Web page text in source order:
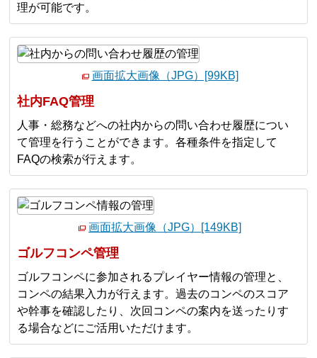
理が可能です。
画面拡大画像（JPG）[99KB]
社内FAQ管理
人事・総務などへの社内からの問い合わせ履歴につい
て管理を行うことができます。各種条件を指定して
FAQの検索が行えます。
画面拡大画像（JPG）[149KB]
ゴルフコンペ管理
ゴルフコンペに参加されるプレイヤー情報の管理と、
コンペの結果入力が行えます。過去のコンペのスコア
や幹事を確認したり、次回コンペの案内を送ったりす
る場合などにご活用いただけます。